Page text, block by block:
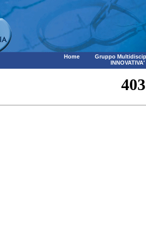
Home
Gruppo
INNOVATIVA'